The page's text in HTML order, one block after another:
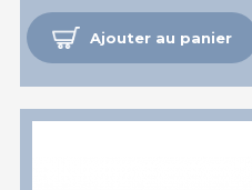
Ajouter au panier